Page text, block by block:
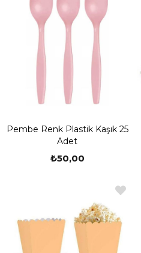
Pembe Renk Plastik Kaşık 25
Adet
₺50,00